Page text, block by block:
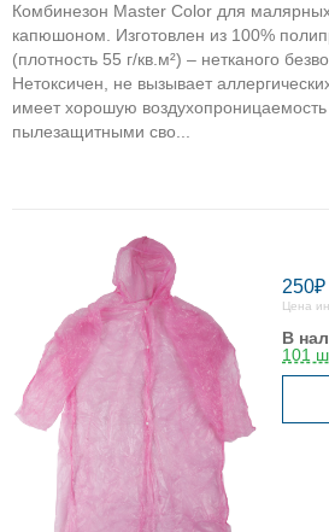
Комбинезон Master Color для
капюшоном. Изготовлен из 100%
(плотность 55 г/кв.м²) – нетканого
Нетоксичен, не вызывает
имеет хорошую
пылезащитными сво...
250₽
Цена
В
101